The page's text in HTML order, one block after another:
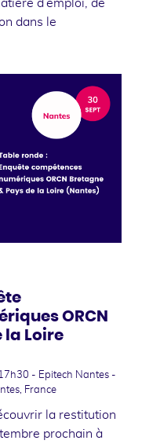
d’emploi, de
dans le
ORCN
la Loire
- Epitech Nantes -
France
la restitution
prochain à